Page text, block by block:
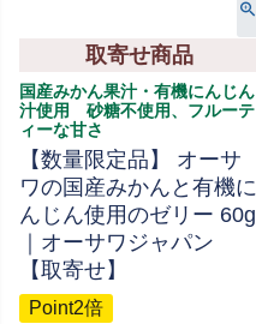
取寄せ商品
国産みかん果汁・有機にんじん
汁使用 砂糖不使用、フルーテ
ィーな甘さ
【数量限定品】 オーサ
ワの国産みかんと有機に
んじん使用のゼリー 60g
｜オーサワジャパン
【取寄せ】
Point2倍